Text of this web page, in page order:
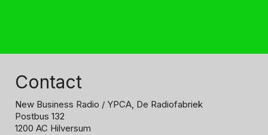
Contact
New Business Radio / YPCA, De Radiofabriek
Postbus 132
1200 AC Hilversum